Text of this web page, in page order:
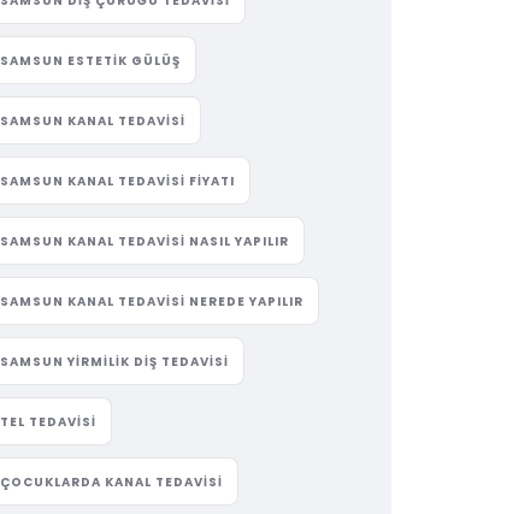
SAMSUN ESTETIK GÜLÜŞ
SAMSUN KANAL TEDAVISI
SAMSUN KANAL TEDAVISI FIYATI
SAMSUN KANAL TEDAVISI NASIL YAPILIR
SAMSUN KANAL TEDAVISI NEREDE YAPILIR
SAMSUN YIRMILIK DIŞ TEDAVISI
TEL TEDAVISI
ÇOCUKLARDA KANAL TEDAVISI